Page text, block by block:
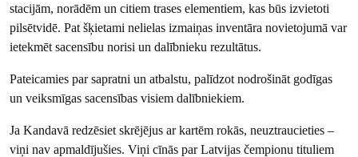
stacijām, norādēm un citiem trases elementiem, kas būs izvietoti
pilsētvidē. Pat šķietami nelielas izmaiņas inventāra novietojumā var
ietekmēt sacensību norisi un dalībnieku rezultātus.
Pateicamies par sapratni un atbalstu, palīdzot nodrošināt godīgas
un veiksmīgas sacensības visiem dalībniekiem.
Ja Kandavā redzēsiet skrējējus ar kartēm rokās, neuztraucieties –
viņi nav apmaldījušies. Viņi cīnās par Latvijas čempionu tituliem